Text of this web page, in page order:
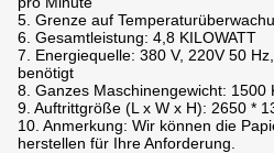
5. Grenze auf
6. Gesamtleistung: 4,8 KILOWATT
7. Energiequelle: 380 V, 220V 50
benötigt
8. Ganzes Maschinengewicht: 1500
9. Auftrittgröße (L x W x H): 2650 *
10. Anmerkung: Wir können die
herstellen für Ihre Anforderung.